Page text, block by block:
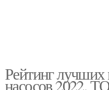
Рейтинг
насосов 2022.